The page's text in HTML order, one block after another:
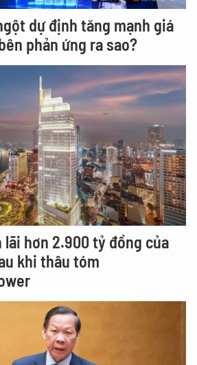
dự định tăng mạnh giá
phản ứng ra sao?
lãi hơn 2.900 tỷ đồng của
khi thâu tóm